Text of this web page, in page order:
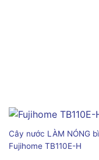
Cây nước LÀM NÓNG
Fujihome TB110E-H